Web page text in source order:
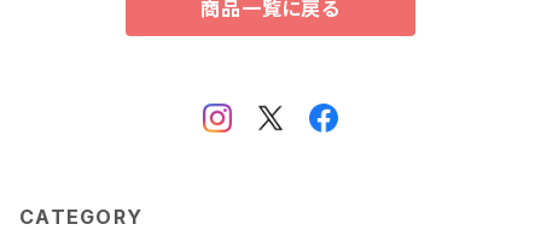
商品一覧に戻る
CATEGORY